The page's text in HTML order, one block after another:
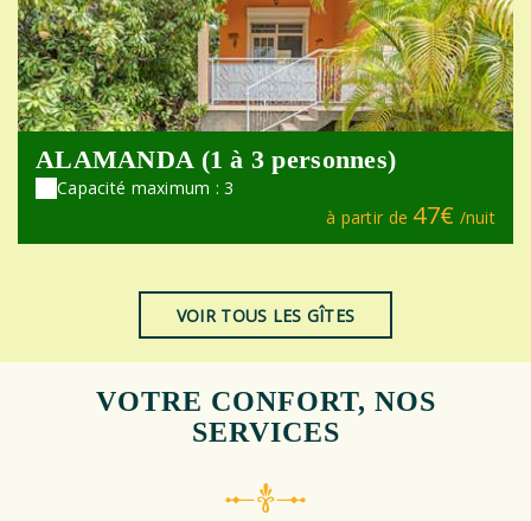
ALAMANDA (1 à 3 personnes)
Capacité maximum : 3
à partir de 47€ /nuit
VOIR TOUS LES GÎTES
VOTRE CONFORT, NOS
SERVICES